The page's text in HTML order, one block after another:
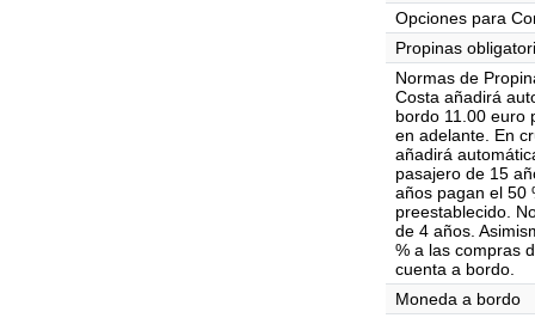
Opciones para
Propinas
Normas de
Costa añadirá
bordo 11.00 euro
en adelante. En
añadirá
pasajero de 15
años pagan el 50
preestablecido.
de 4 años.
% a las compras
cuenta a bordo.
Moneda a bordo